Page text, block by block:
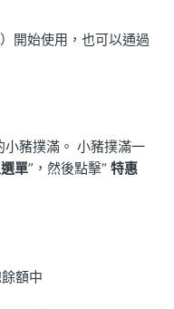
開始使用，也可以通過
豬撲滿。 小豬撲滿一
單”，然後點擊“特惠
額中